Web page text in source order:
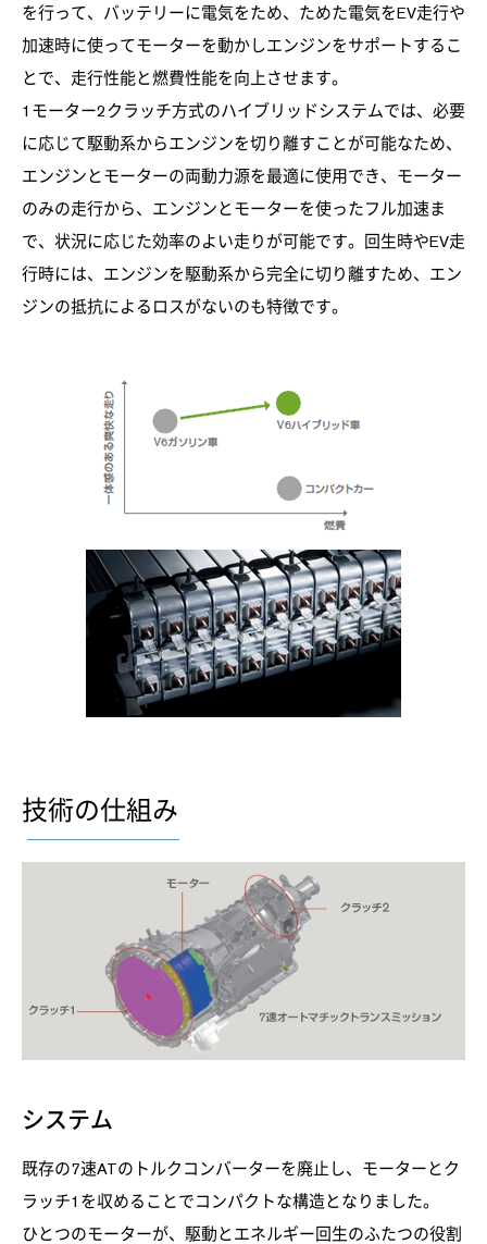
を行って、バッテリーに電気をため、ためた電気をEV走行や
加速時に使ってモーターを動かしエンジンをサポートするこ
とで、走行性能と燃費性能を向上させます。
1モーター2クラッチ方式のハイブリッドシステムでは、必要
に応じて駆動系からエンジンを切り離すことが可能なため、
エンジンとモーターの両動力源を最適に使用でき、モーター
のみの走行から、エンジンとモーターを使ったフル加速ま
で、状況に応じた効率のよい走りが可能です。回生時やEV走
行時には、エンジンを駆動系から完全に切り離すため、エン
ジンの抵抗によるロスがないのも特徴です。
技術の仕組み
システム
既存の7速ATのトルクコンバーターを廃止し、モーターとク
ラッチ1を収めることでコンパクトな構造となりました。
ひとつのモーターが、駆動とエネルギー回生のふたつの役割